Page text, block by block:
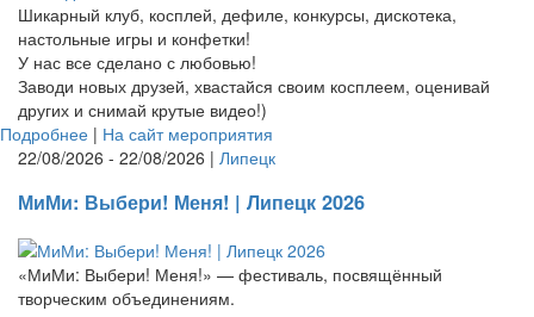
Шикарный клуб, косплей, дефиле, конкурсы, дискотека,
настольные игры и конфетки!
У нас все сделано с любовью!
Заводи новых друзей, хвастайся своим косплеем, оценивай
других и снимай крутые видео!)
Подробнее | На сайт мероприятия
22/08/2026 - 22/08/2026 | Липецк
МиМи: Выбери! Меня! | Липецк 2026
«МиМи: Выбери! Меня!» — фестиваль, посвящённый
творческим объединениям.